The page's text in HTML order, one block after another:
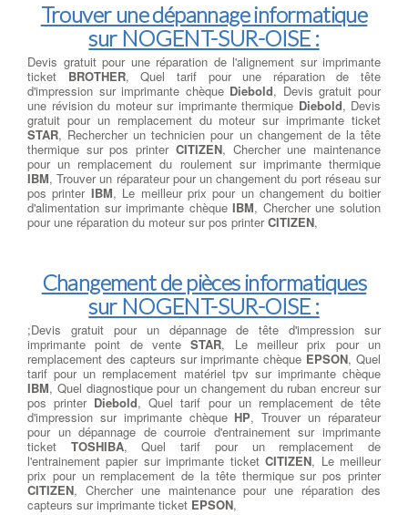
Trouver une dépannage informatique
sur NOGENT-SUR-OISE :
Devis gratuit pour une réparation de l'alignement sur imprimante
ticket BROTHER, Quel tarif pour une réparation de tête
d'impression sur imprimante chèque Diebold, Devis gratuit pour
une révision du moteur sur imprimante thermique Diebold, Devis
gratuit pour un remplacement du moteur sur imprimante ticket
STAR, Rechercher un technicien pour un changement de la tête
thermique sur pos printer CITIZEN, Chercher une maintenance
pour un remplacement du roulement sur imprimante thermique
IBM, Trouver un réparateur pour un changement du port réseau sur
pos printer IBM, Le meilleur prix pour un changement du boitier
d'alimentation sur imprimante chèqueIBM, Chercher une solution
pour une réparation du moteur sur pos printerCITIZEN,
Changement de pièces informatiques
sur NOGENT-SUR-OISE :
;Devis gratuit pour un dépannage de tête d'impression sur
imprimante point de venteSTAR, Le meilleur prix pour un
remplacement des capteurs sur imprimante chèque EPSON, Quel
tarif pour un remplacement matériel tpv sur imprimante chèque
IBM, Quel diagnostique pour un changement du ruban encreur sur
pos printer Diebold, Quel tarif pour un remplacement de tête
d'impression sur imprimante chèque HP, Trouver un réparateur
pour un dépannage de courroie d'entrainement sur imprimante
ticket TOSHIBA, Quel tarif pour un remplacement de
l'entrainement papier sur imprimante ticketCITIZEN, Le meilleur
prix pour un remplacement de la tête thermique sur pos printer
CITIZEN, Chercher une maintenance pour une réparation des
capteurs sur imprimante ticket EPSON,